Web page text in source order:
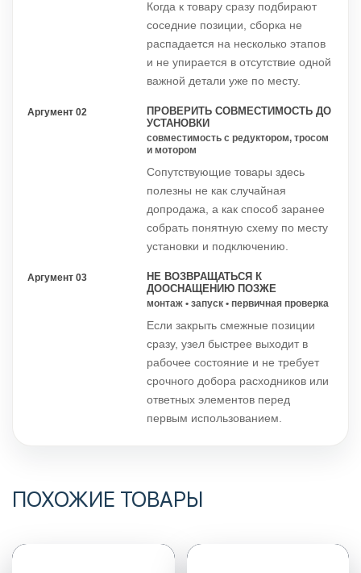
Когда к товару сразу подбирают
соседние позиции, сборка не
распадается на несколько этапов
и не упирается в отсутствие одной
важной детали уже по месту.
Аргумент 02
ПРОВЕРИТЬ СОВМЕСТИМОСТЬ ДО
УСТАНОВКИ
совместимость с редуктором, тросом
и мотором
Сопутствующие товары здесь
полезны не как случайная
допродажа, а как способ заранее
собрать понятную схему по месту
установки и подключению.
Аргумент 03
НЕ ВОЗВРАЩАТЬСЯ К
ДООСНАЩЕНИЮ ПОЗЖЕ
монтаж • запуск • первичная проверка
Если закрыть смежные позиции
сразу, узел быстрее выходит в
рабочее состояние и не требует
срочного добора расходников или
ответных элементов перед
первым использованием.
ПОХОЖИЕ ТОВАРЫ